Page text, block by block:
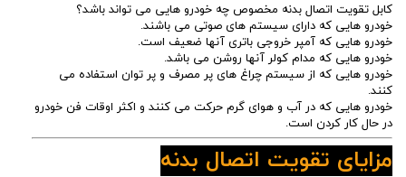
کابل تقویت اتصال بدنه مخصوص چه خودرو هایی می تواند باشد؟
خودرو هایی که دارای سیستم های صوتی می باشند.
خودرو هایی که آمپر خروجی باتری آنها ضعیف است.
خودرو هایی که مدام کولر آنها روشن می باشد.
خودرو هایی که از سیستم چراغ های پر مصرف و پر توان استفاده می
کنند.
خودرو هایی که در آب و هوای گرم حرکت می کنند و اکثر اوقات فن خودرو
در حال کار کردن است.
مزایای تقویت اتصال بدنه